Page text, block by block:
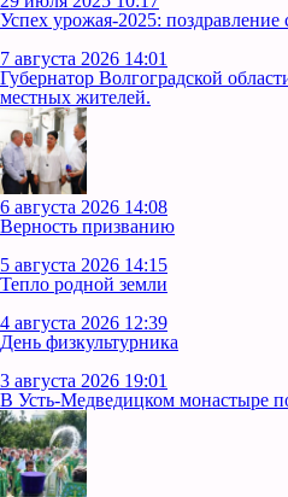
Успех урожая-2025:
7 августа 2026 14:01
Губернатор Волгоградской
местных жителей.
6 августа 2026 14:08
Верность призванию
5 августа 2026 14:15
Тепло родной земли
4 августа 2026 12:39
День физкультурника
3 августа 2026 19:01
В Усть‑Медведицком монастыре